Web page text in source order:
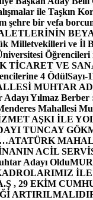
ile Taşkın
şehre bir vefa
Milletvekilleri ve İl
Öğrencileri
TİCARET VE
4 ÖdülSayı-
MUHTAR
Yılmaz
Mahallesi
AŞKI İLE
TUNCAY
ATATÜRK
ACİL
Adayı Oldu
, 29 EKİM